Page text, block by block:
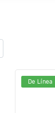
De Línea